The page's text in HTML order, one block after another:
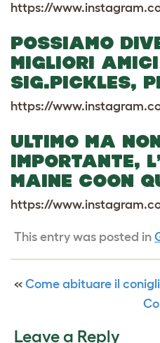
https://
POSSIAMO
MIGLIORI
SIG.PICKLES,
https://
ULTIMO MA
IMPORTANTE,
MAINE COON
https://
This entry was posted in
« Come abituare il
Leave a Reply